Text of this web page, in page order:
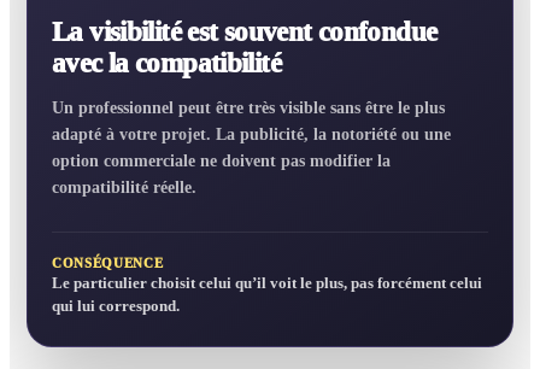
La visibilité est souvent confondue
avec la compatibilité
Un professionnel peut être très visible sans être le plus
adapté à votre projet. La publicité, la notoriété ou une
option commerciale ne doivent pas modifier la
compatibilité réelle.
CONSÉQUENCE
Le particulier choisit celui qu’il voit le plus, pas forcément celui
qui lui correspond.